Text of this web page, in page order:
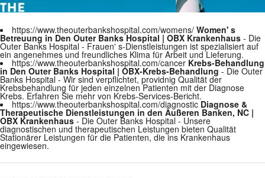
https://www.theouterbankshospital.com/womens/ Women' s
Betreuung in Den Outer Banks Hospital | OBX Krankenhaus - Die
Outer Banks Hospital - Frauen' s-Dienstleistungen ist spezialisiert auf
ein angenehmes und freundliches Klima für Arbeit und Lieferung.
https://www.theouterbankshospital.com/cancer Krebs-Behandlung
in Den Outer Banks Hospital | OBX-Krebs-Behandlung - Die Outer
Banks Hospital - Wir sind verpflichtet, providnig Qualität der
Krebsbehandlung für jeden einzelnen Patienten mit der Diagnose
Krebs. Erfahren Sie mehr von Krebs-Services-Bericht.
https://www.theouterbankshospital.com/diagnostic Diagnose &
Therapeutische Dienstleistungen in den Äußeren Banken, NC |
OBX Krankenhaus - Die Outer Banks Hospital - Unsere
diagnostischen und therapeutischen Leistungen bieten Qualität
Stationärer Leistungen für die Patienten, die ins Krankenhaus
eingewiesen.